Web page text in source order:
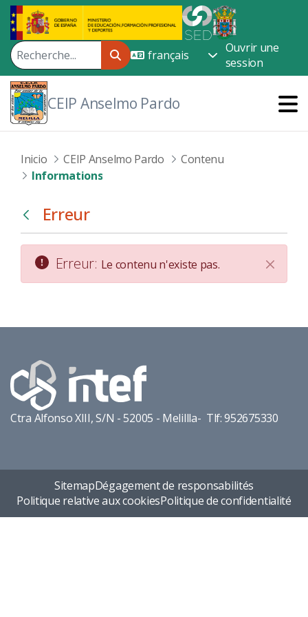
Saut au contenu principal
Ouvrir une
session
CEIP Anselmo Pardo
Inicio CEIP Anselmo Pardo
Contenu
Informations
Retour
Erreur
Fin
Erreur: Le contenu n'existe pas.
Ctra Alfonso XIII, S/N - 52005 - Melillla- Tlf: 952675330
SitemapDégagement de responsabilités
Politique relative aux cookiesPolitique de confidentialité